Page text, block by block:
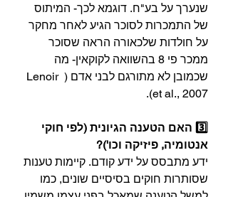
שנערך על בע"ח. דוגמא לכך- המיתוס
של התמכרות לסוכר הגיע לאחר מחקר
על חולדות שלכאורה הראה שסוכר
ממכר פי 8 בהשוואה לקוקאין- מה
שכמובן לא מתורגם לבני אדם ( Lenoir
et al., 2007).⁣
3️⃣ האם הטענה הגיונית (לפי חוקי
אנטומיה, פיזיקה וכו')?
⁣ידע מתבסס על ידע קודם. קיימות טענות
שסותרות חוקים בסיסיים שונים, כמו